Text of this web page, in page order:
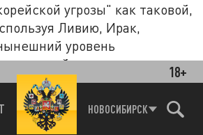
18+
НОВОСИБИРСК
угрозы" как таковой,
Ливию, Ирак,
уровень
западной цивилизации
покрупнее.